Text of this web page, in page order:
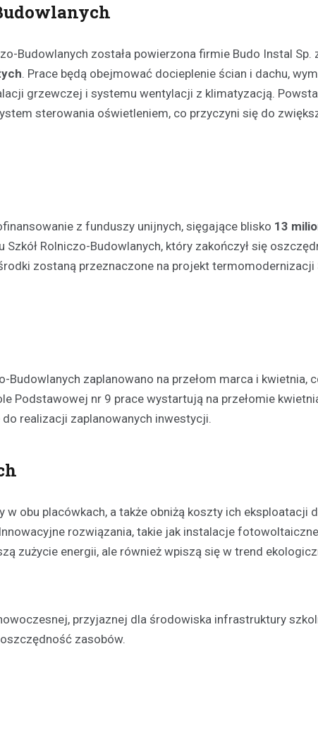
Budowlanych została powierzona firmie Budo Instal Sp.
. Prace będą obejmować docieplenie ścian i dachu,
grzewczej i systemu wentylacji z klimatyzacją.
sterowania oświetleniem, co przyczyni się do
z funduszy unijnych, sięgające blisko 13
Rolniczo-Budowlanych, który zakończył się
zostaną przeznaczone na projekt termomodernizacji
Budowlanych zaplanowano na przełom marca i kwietnia,
Podstawowej nr 9 prace wystartują na przełomie
realizacji zaplanowanych inwestycji.
obu placówkach, a także obniżą koszty ich eksploatacji
rozwiązania, takie jak instalacje
zużycie energii, ale również wpiszą się w trend
przyjaznej dla środowiska infrastruktury
zasobów.
deski na Skateplazie już w
18 czerwca 2026
Już niedługo miłośnicy jazdy na
będą mogli uczestniczyć w